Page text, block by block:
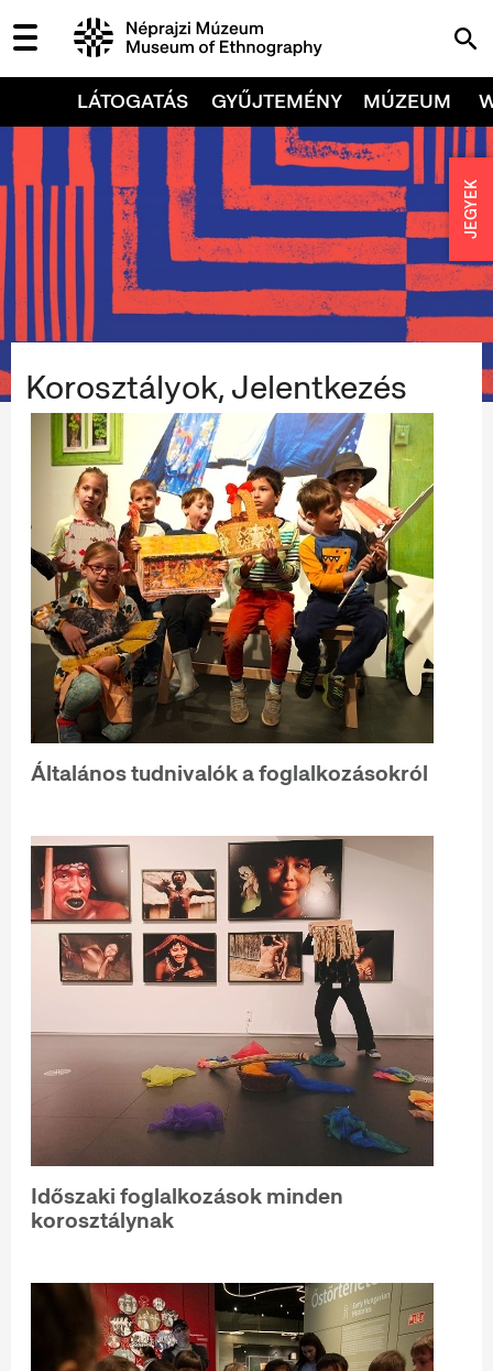
LÁTOGATÁS GYŰJTEMÉNY MÚZEUM
Korosztályok, Jelentkezés
Általános tudnivalók a foglalkozásokról
Időszaki foglalkozások minden
korosztálynak
JEGYEK